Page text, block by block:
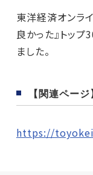
東洋経済オンラ
良かった』トッ
ました。
【関連ページ】
https://